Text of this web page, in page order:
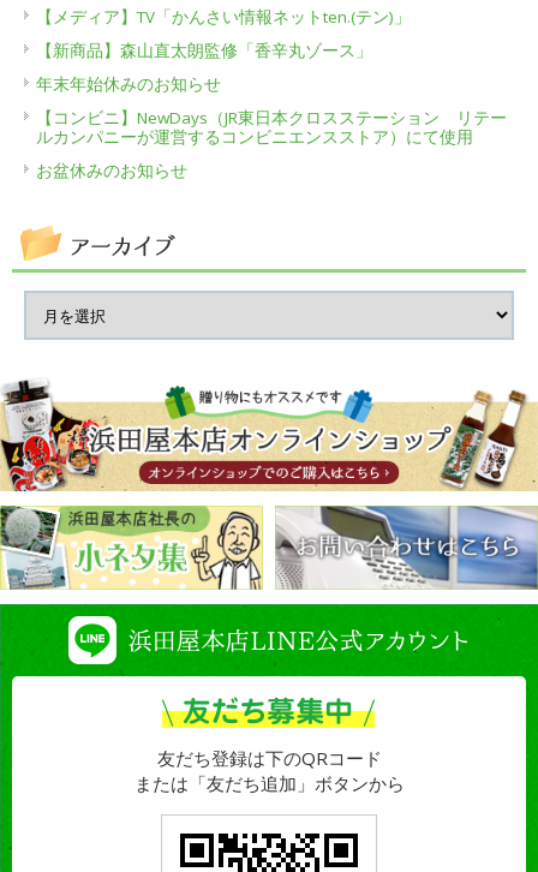
【メディア】TV「かんさい情報ネットten.(テン)」
【新商品】森山直太朗監修「香辛丸ゾース」
年末年始休みのお知らせ
【コンビニ】NewDays（JR東日本クロスステーション リテー
ルカンパニーが運営するコンビニエンスストア）にて使用
お盆休みのお知らせ
友だち登録は下のQRコード
または「友だち追加」ボタンから